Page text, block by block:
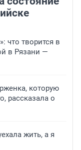
что творится в
в Рязани —
которую
рассказала о
жить, а я